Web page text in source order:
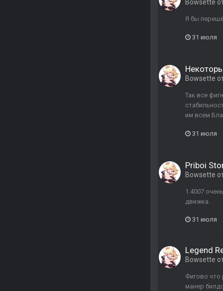
Bowsette
Я бы
31 июля
Bowsette
Так все
им всем
31 июля
Priboi
Bowsette
1.4007
движка.
31 июля
Legend
Bowsette
Фигово что
манер